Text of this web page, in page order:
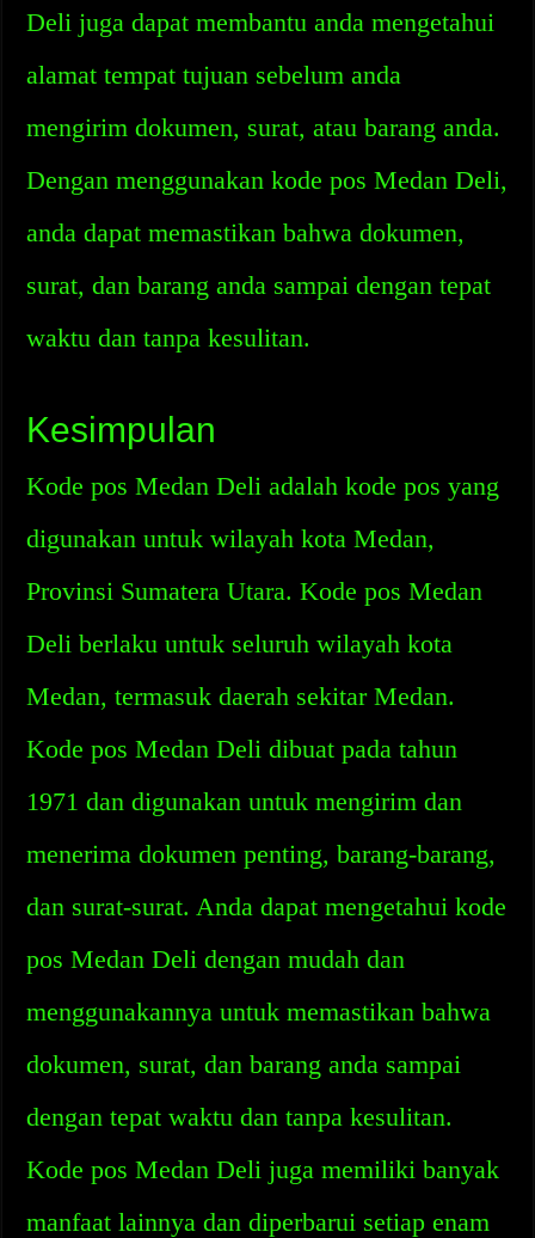
Deli juga dapat membantu anda mengetahui
alamat tempat tujuan sebelum anda
mengirim dokumen, surat, atau barang anda.
Dengan menggunakan kode pos Medan Deli,
anda dapat memastikan bahwa dokumen,
surat, dan barang anda sampai dengan tepat
waktu dan tanpa kesulitan.
Kesimpulan
Kode pos Medan Deli adalah kode pos yang
digunakan untuk wilayah kota Medan,
Provinsi Sumatera Utara. Kode pos Medan
Deli berlaku untuk seluruh wilayah kota
Medan, termasuk daerah sekitar Medan.
Kode pos Medan Deli dibuat pada tahun
1971 dan digunakan untuk mengirim dan
menerima dokumen penting, barang-barang,
dan surat-surat. Anda dapat mengetahui kode
pos Medan Deli dengan mudah dan
menggunakannya untuk memastikan bahwa
dokumen, surat, dan barang anda sampai
dengan tepat waktu dan tanpa kesulitan.
Kode pos Medan Deli juga memiliki banyak
manfaat lainnya dan diperbarui setiap enam